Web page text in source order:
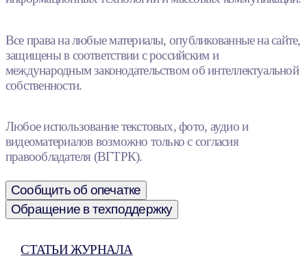
Все права на любые материалы, опубликованные на сайте,
защищены в соответствии с российским и
международным законодательством об интеллектуальной
собственности.
Любое использование текстовых, фото, аудио и
видеоматериалов возможно только с согласия
правообладателя (ВГТРК).
Сообщить об опечатке
Обращение в техподдержку
СТАТЬИ ЖУРНАЛА